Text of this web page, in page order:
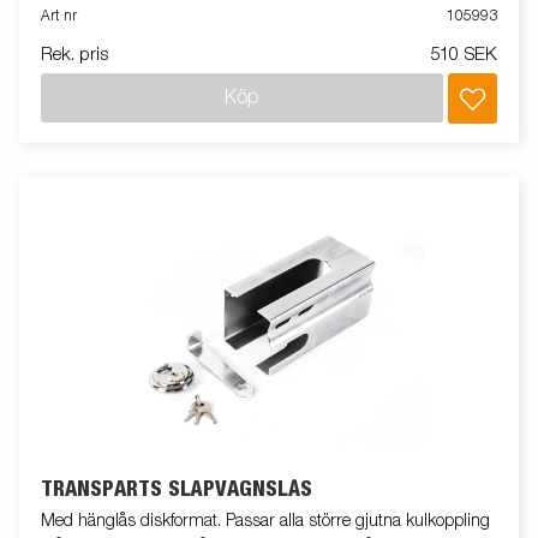
Art nr 105993
Rek. pris 510 SEK
Köp
TRANSPARTS SLÄPVAGNSLÅS
Med hänglås diskformat. Passar alla större gjutna kulkoppling